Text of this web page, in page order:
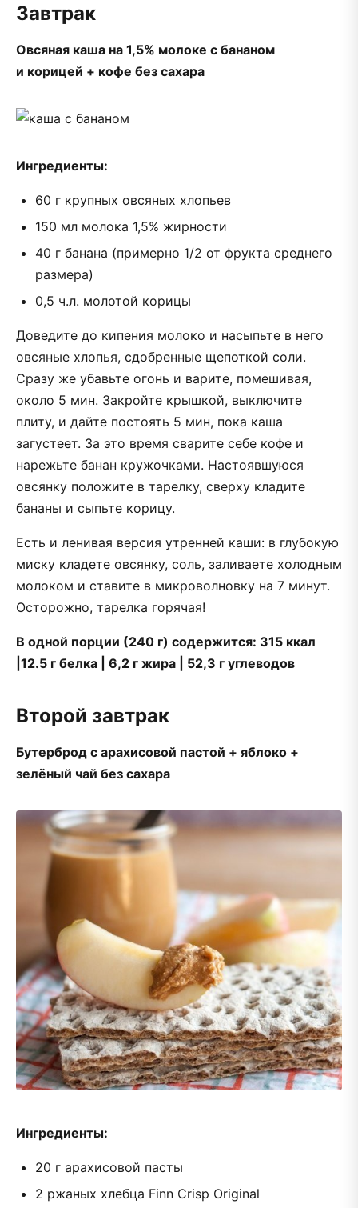
Завтрак
Овсяная каша на 1,5% молоке с бананом
и корицей + кофе без сахара
Ингредиенты:
60 г крупных овсяных хлопьев
150 мл молока 1,5% жирности
40 г банана (примерно 1/2 от фрукта среднего
размера)
0,5 ч.л. молотой корицы
Доведите до кипения молоко и насыпьте в него
овсяные хлопья, сдобренные щепоткой соли.
Сразу же убавьте огонь и варите, помешивая,
около 5 мин. Закройте крышкой, выключите
плиту, и дайте постоять 5 мин, пока каша
загустеет. За это время сварите себе кофе и
нарежьте банан кружочками. Настоявшуюся
овсянку положите в тарелку, сверху кладите
бананы и сыпьте корицу.
Есть и ленивая версия утренней каши: в глубокую
миску кладете овсянку, соль, заливаете холодным
молоком и ставите в микроволновку на 7 минут.
Осторожно, тарелка горячая!
В одной порции (240 г) содержится: 315 ккал
|12.5 г белка | 6,2 г жира | 52,3 г углеводов
Второй завтрак
Бутерброд с арахисовой пастой + яблоко +
зелёный чай без сахара
Ингредиенты:
20 г арахисовой пасты
2 ржаных хлебца Finn Crisp Original